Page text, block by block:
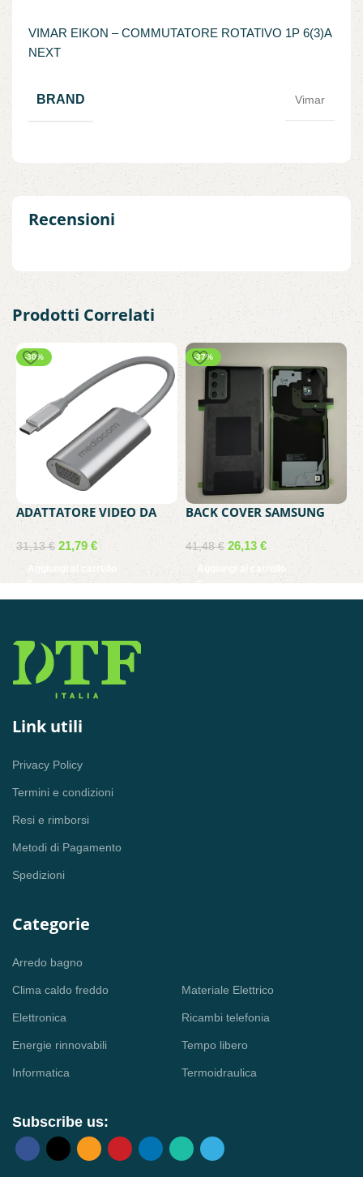
VIMAR EIKON – COMMUTATORE ROTATIVO 1P 6(3)A
NEXT
BRAND Vimar
Recensioni
Prodotti Correlati
-30%
ADATTATORE VIDEO DA
VGA FEMMINA A USB-C
MASCHIO MEDIACOM MD-
C307
31,13€ 21,79 €
Aggiungi al carrello
-37%
BACK COVER SAMSUNG
SERVICE PACK GALAXY
NOTE 20 GREY GH82-
23298A
41,48€ 26,13 €
Aggiungi al carrello
Link utili
Privacy Policy
Termini e condizioni
Resi e rimborsi
Metodi di Pagamento
Spedizioni
Categorie
Arredo bagno
Clima caldo freddo
Elettronica
Energie rinnovabili
Informatica
Materiale Elettrico
Ricambi telefonia
Tempo libero
Termoidraulica
Subscribe us: